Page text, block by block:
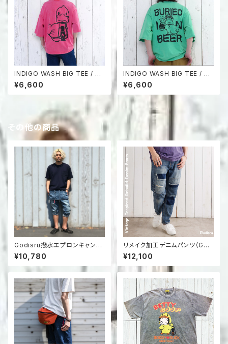
INDIGO WASH BIG TEE / G
ODDY-DUCK
¥6,600
INDIGO WASH BIG TEE / N
OMI-DUCK
¥6,600
その他の商品
Godisru撥水エプロンキャンプ
デニムパンツ（GO-2001P）
¥10,780
リメイク加工デニムパンツ（God
isruオリジナル）｜再構築デザイ
ン
¥12,100